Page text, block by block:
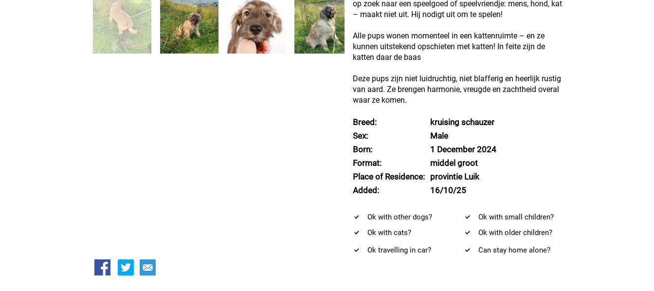
op zoek naar een speelgoed of speelvriendje: mens, hond, kat
– maakt niet uit. Hij nodigt uit om te spelen!
Alle pups wonen momenteel in een kattenruimte – en ze
kunnen uitstekend opschieten met katten! In feite zijn de
katten daar de baas
Deze pups zijn niet luidruchtig, niet blafferig en heerlijk rustig
van aard. Ze brengen harmonie, vreugde en zachtheid overal
waar ze komen.
Breed:
kruising schauzer
Sex:
Male
Born:
1 December 2024
Format:
middel groot
Place of Residence: provintie Luik
Added:
16/10/25
Ok with other dogs?
Ok with cats?
Ok travelling in car?
Ok with small children?
Ok with older children?
Can stay home alone?